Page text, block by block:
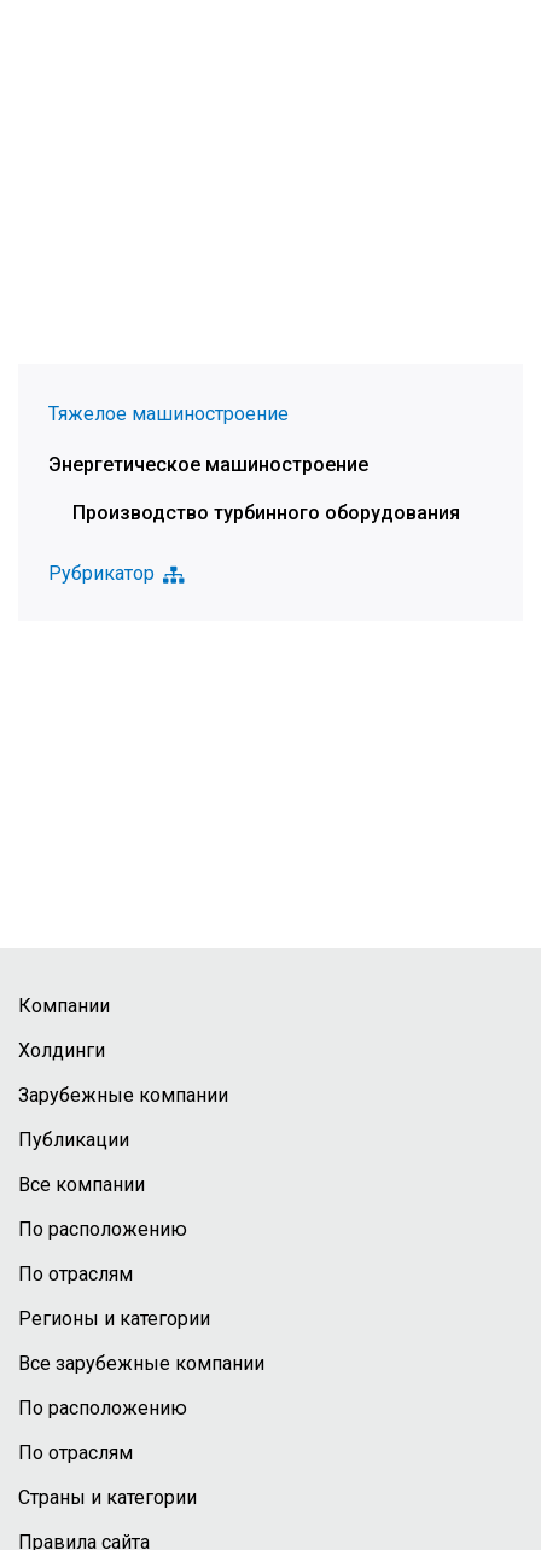
Тяжелое машиностроение
Энергетическое машиностроение
Производство турбинного оборудования
Рубрикатор
Компании
Холдинги
Зарубежные компании
Публикации
Все компании
По расположению
По отраслям
Регионы и категории
Все зарубежные компании
По расположению
По отраслям
Страны и категории
Правила сайта